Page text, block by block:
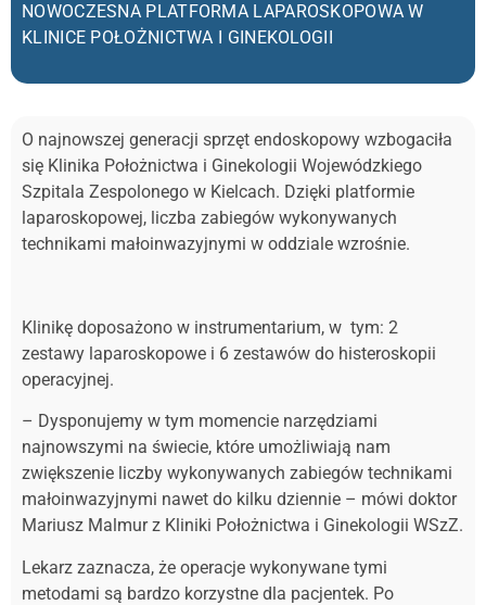
NOWOCZESNA PLATFORMA LAPAROSKOPOWA W
KLINICE POŁOŻNICTWA I GINEKOLOGII
O najnowszej generacji sprzęt endoskopowy wzbogaciła
się Klinika Położnictwa i Ginekologii Wojewódzkiego
Szpitala Zespolonego w Kielcach. Dzięki platformie
laparoskopowej, liczba zabiegów wykonywanych
technikami małoinwazyjnymi w oddziale wzrośnie.
Klinikę doposażono w instrumentarium, w tym: 2
zestawy laparoskopowe i 6 zestawów do histeroskopii
operacyjnej.
– Dysponujemy w tym momencie narzędziami
najnowszymi na świecie, które umożliwiają nam
zwiększenie liczby wykonywanych zabiegów technikami
małoinwazyjnymi nawet do kilku dziennie – mówi doktor
Mariusz Malmur z Kliniki Położnictwa i Ginekologii WSzZ.
Lekarz zaznacza, że operacje wykonywane tymi
metodami są bardzo korzystne dla pacjentek. Po